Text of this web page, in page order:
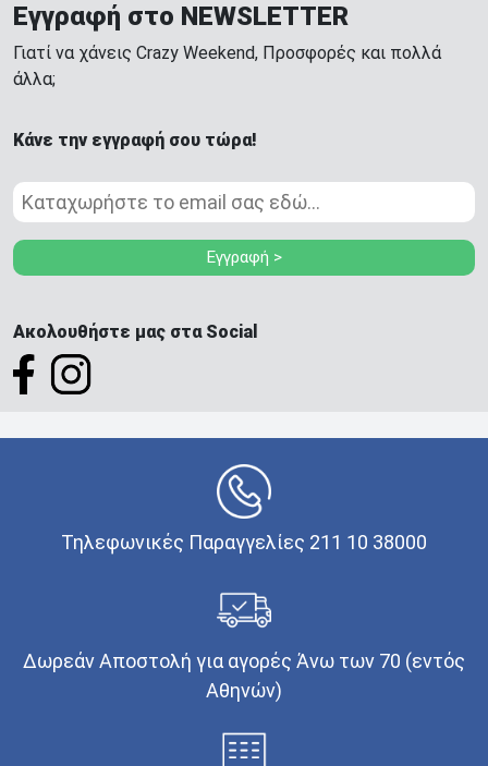
Εγγραφή στο NEWSLETTER
Γιατί να χάνεις Crazy Weekend, Προσφορές και πολλά
άλλα;
Κάνε την εγγραφή σου τώρα!
Εγγραφή >
Ακολουθήστε μας στα Social
Τηλεφωνικές Παραγγελίες 211 10 38000
Δωρεάν Αποστολή για αγορές Άνω των 70 (εντός
Αθηνών)